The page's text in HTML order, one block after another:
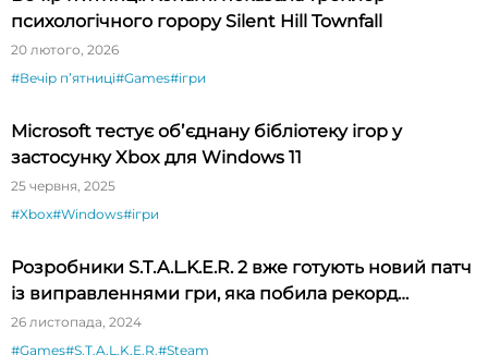
психологічного горору Silent Hill Townfall
20 лютого, 2026
#Вечір пʼятниці#Games#ігри
Microsoft тестує обʼєднану бібліотеку ігор у
застосунку Xbox для Windows 11
25 червня, 2025
#Xbox#Windows#ігри
Розробники S.T.A.L.K.E.R. 2 вже готують новий патч
із виправленнями гри, яка побила рекорд
пікового онлайну
26 листопада, 2024
#Games#S.T.A.L.K.E.R.#Steam